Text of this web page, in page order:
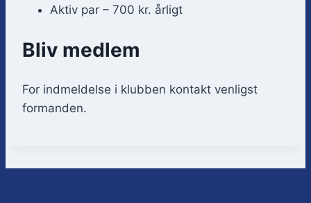
Aktiv par – 700 kr. årligt
Bliv medlem
For indmeldelse i klubben kontakt venligst
formanden.